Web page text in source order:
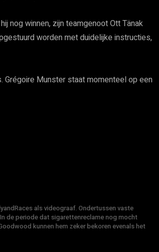
nog winnen, zijn teamgenoot Ott Tänak
worden met duidelijke instructies,
Grégoire Munster staat momenteel op een
als videograaf. Ondertussen vaste
de periode dat sigarettenreclame nog mocht
kunnen hem zeker bekoren evenals het